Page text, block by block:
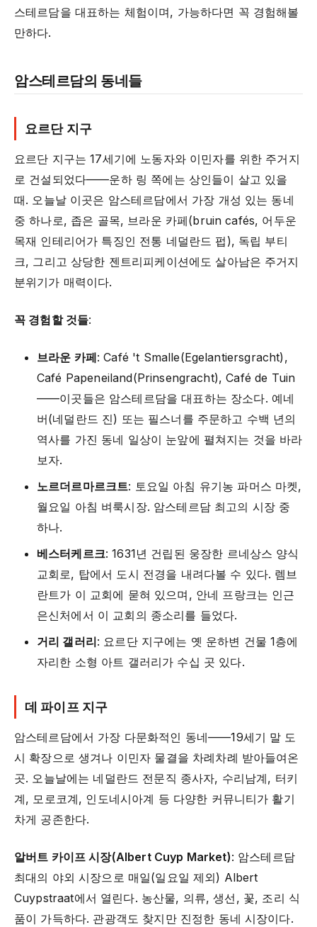
스테르담을 대표하는 체험이며, 가능하다면 꼭 경험해볼
만하다.
암스테르담의 동네들
요르단 지구
요르단 지구는 17세기에 노동자와 이민자를 위한 주거지
로 건설되었다——운하 링 쪽에는 상인들이 살고 있을
때. 오늘날 이곳은 암스테르담에서 가장 개성 있는 동네
중 하나로, 좁은 골목, 브라운 카페(bruin cafés, 어두운
목재 인테리어가 특징인 전통 네덜란드 펍), 독립 부티
크, 그리고 상당한 젠트리피케이션에도 살아남은 주거지
분위기가 매력이다.
꼭 경험할 것들:
브라운 카페: Café 't Smalle(Egelantiersgracht),
Café Papeneiland(Prinsengracht), Café de Tuin
——이곳들은 암스테르담을 대표하는 장소다. 예네
버(네덜란드 진) 또는 필스너를 주문하고 수백 년의
역사를 가진 동네 일상이 눈앞에 펼쳐지는 것을 바라
보자.
노르더르마르크트: 토요일 아침 유기농 파머스 마켓,
월요일 아침 벼룩시장. 암스테르담 최고의 시장 중
하나.
베스터케르크: 1631년 건립된 웅장한 르네상스 양식
교회로, 탑에서 도시 전경을 내려다볼 수 있다. 렘브
란트가 이 교회에 묻혀 있으며, 안네 프랑크는 인근
은신처에서 이 교회의 종소리를 들었다.
거리 갤러리: 요르단 지구에는 옛 운하변 건물 1층에
자리한 소형 아트 갤러리가 수십 곳 있다.
데 파이프 지구
암스테르담에서 가장 다문화적인 동네——19세기 말 도
시 확장으로 생겨나 이민자 물결을 차례차례 받아들여온
곳. 오늘날에는 네덜란드 전문직 종사자, 수리남계, 터키
계, 모로코계, 인도네시아계 등 다양한 커뮤니티가 활기
차게 공존한다.
알버트 카이프 시장(Albert Cuyp Market): 암스테르담
최대의 야외 시장으로 매일(일요일 제외) Albert
Cuypstraat에서 열린다. 농산물, 의류, 생선, 꽃, 조리 식
품이 가득하다. 관광객도 찾지만 진정한 동네 시장이다.